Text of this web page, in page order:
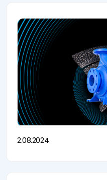
2.08.2024